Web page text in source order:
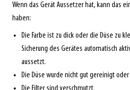
Wenn das Gerät Aussetzer hat, kann das
haben:
Die Farbe ist zu dick oder die Düse zu
Sicherung des Gerätes automatisch
aussetzt.
Die Düse wurde nicht gut gereinigt